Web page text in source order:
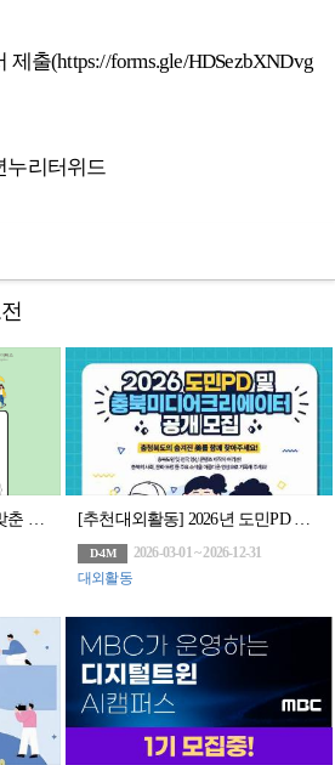
출(https://forms.gle/HDSezbXNDvg
누리터위드
[굿네이버스] 내 시간에 딱 맞춘 환경챌린지! 온리원어스 9기 모집! (~8/31) [추천대외활동] 2026년 도민PD 및 충북미디어크리에이터 (~02.11.수 14시까지)
D-4M
2026-03-01 ~ 2026-12-31
대외활동